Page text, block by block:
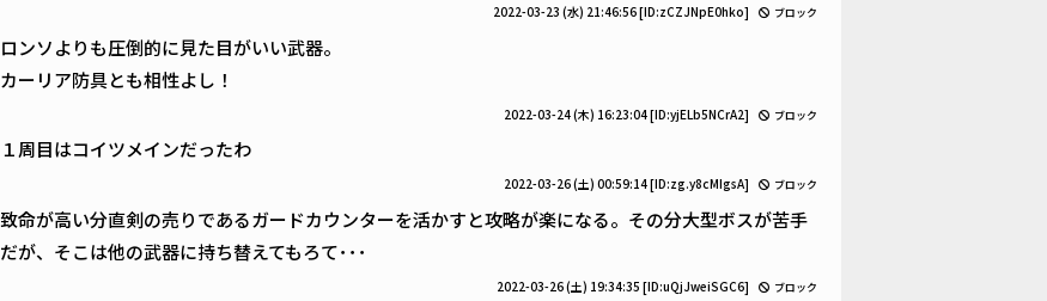
2022-03-23 (水) 21:46:56[ID:zCZJNpE0hko] ブロック
ロンソよりも圧倒的に見た目がいい武器。
カーリア防具とも相性よし！
2022-03-24 (木) 16:23:04[ID:yjELb5NCrA2] ブロック
１周目はコイツメインだったわ
2022-03-26 (土) 00:59:14[ID:zg.y8cMIgsA] ブロック
致命が高い分直剣の売りであるガードカウンターを活かすと攻略が楽になる。その分大型ボスが苦手
だが、そこは他の武器に持ち替えてもろて･･･
2022-03-26 (土) 19:34:35 [ID:uQjJweiSGC6] ブロック